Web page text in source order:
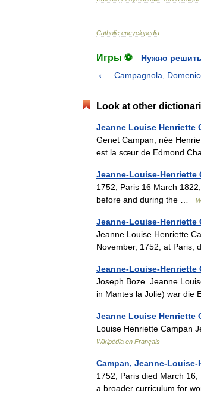
Catholic encyclopedia
Игры ⚽
Нужно
Campagnola,
Look at other
Jeanne Louise Henriette
Genet Campan, née
est la sœur de Edmond
Jeanne-Louise-Henriette
1752, Paris 16 March
before and during the …
Jeanne-Louise-Henriette
Jeanne Louise Henriette
November, 1752, at
Jeanne-Louise-Henriette
Joseph Boze. Jeanne
in Mantes la Jolie) war
Jeanne Louise Henriette
Louise Henriette Campan
Wikipédia en Français
Campan, Jeanne-Louise-
1752, Paris died March
a broader curriculum for